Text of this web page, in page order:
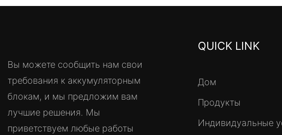
Вы можете сообщить нам свои
требования к аккумуляторным
блокам, и мы предложим вам
лучшие решения. Мы
приветствуем любые работы
QUICK LINK
Дом
Продукты
Индивидуальные